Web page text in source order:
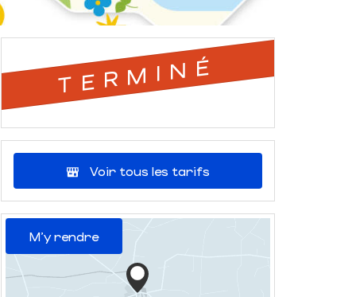
TERMINÉ
Voir tous les tarifs
M'y rendre